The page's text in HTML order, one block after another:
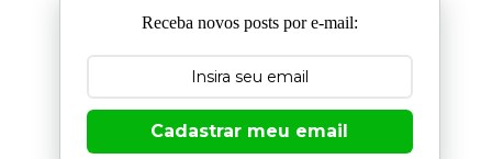
Receba novos posts por e-mail:
Cadastrar meu email